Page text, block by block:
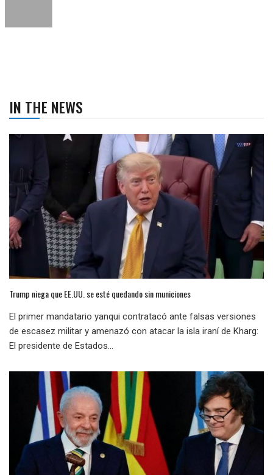
IN THE NEWS
Trump niega que EE.UU. se esté quedando sin municiones
El primer mandatario yanqui contratacó ante falsas versiones
de escasez militar y amenazó con atacar la isla iraní de Kharg:
El presidente de Estados...